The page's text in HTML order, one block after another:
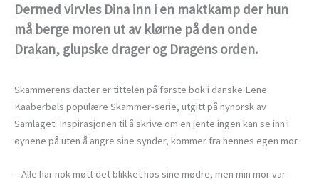
Dermed virvles Dina inn i en maktkamp der hun
må berge moren ut av klørne på den onde
Drakan, glupske drager og Dragens orden.
Skammerens datter er tittelen på første bok i danske Lene
Kaaberbøls populære Skammer-serie, utgitt på nynorsk av
Samlaget. Inspirasjonen til å skrive om en jente ingen kan se inn i
øynene på uten å angre sine synder, kommer fra hennes egen mor.
– Alle har nok møtt det blikket hos sine mødre, men min mor var